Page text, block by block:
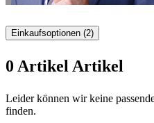
Einkaufsoptionen (2)
0 Artikel Artikel
Zur
Produktliste
Leider können wir keine
finden.